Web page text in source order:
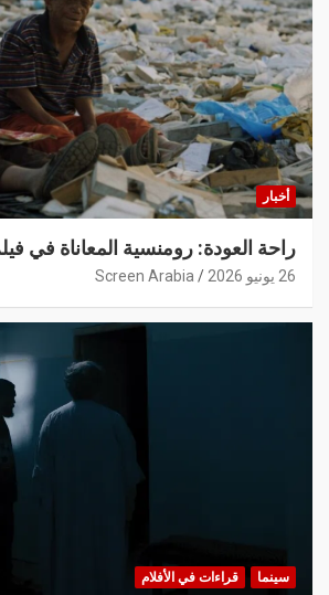
أخبار
راحة العودة: رومنسية المعاناة في
26 يونيو 2026 Screen Arabia
سينما قراءات في الأفلام